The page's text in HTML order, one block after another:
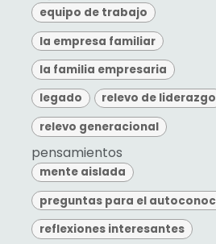
equipo de trabajo
la empresa familiar
la familia empresaria
legado
relevo de liderazgo
relevo generacional
pensamientos
mente aislada
reflexiones interesantes